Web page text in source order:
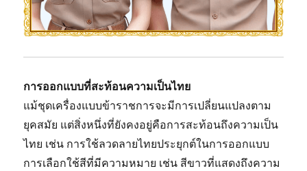
การออกแบบที่สะท้อนความเป็นไทย
แม้ชุดเครื่องแบบข้าราชการจะมีการเปลี่ยนแปลงตาม
ยุคสมัย แต่สิ่งหนึ่งที่ยังคงอยู่คือการสะท้อนถึงความเป็น
ไทย เช่น การใช้ลวดลายไทยประยุกต์ในการออกแบบ
การเลือกใช้สีที่มีความหมาย เช่น สีขาวที่แสดงถึงความ